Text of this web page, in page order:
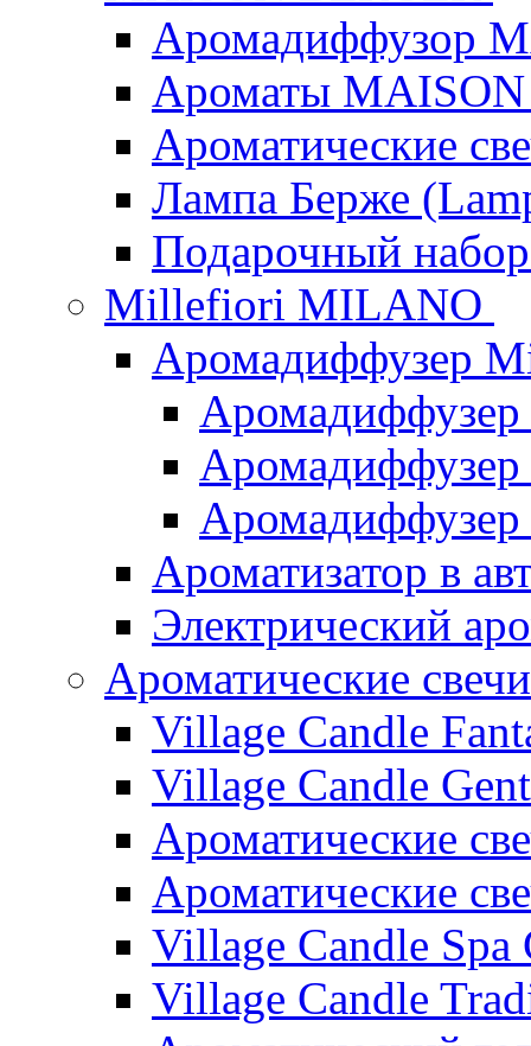
Аромадиффузор
Ароматы
Ароматические
Лампа Берже
Подарочный
Millefiori MILANO
Аромадиффузер
Ароматизатор в
Электрический
Ароматические
Village Candle
Village Candle
Ароматические
Ароматические
Village Candle Spa
Village Candle